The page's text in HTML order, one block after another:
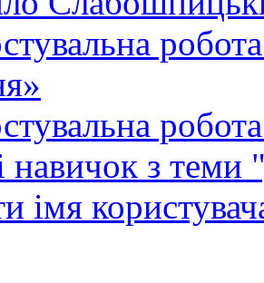
навичок з теми
імя